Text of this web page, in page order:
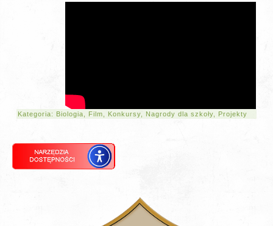
Kategoria: Biologia, Film, Konkursy, Nagrody dla szkoły, Projekty